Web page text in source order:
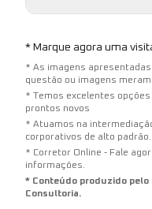
* Marque agora uma
* As imagens
questão ou imagens
* Temos excelentes
prontos novos
* Atuamos na
corporativos de alto padrão.
* Corretor Online - Fale
informações.
* Conteúdo produzido
Consultoria.